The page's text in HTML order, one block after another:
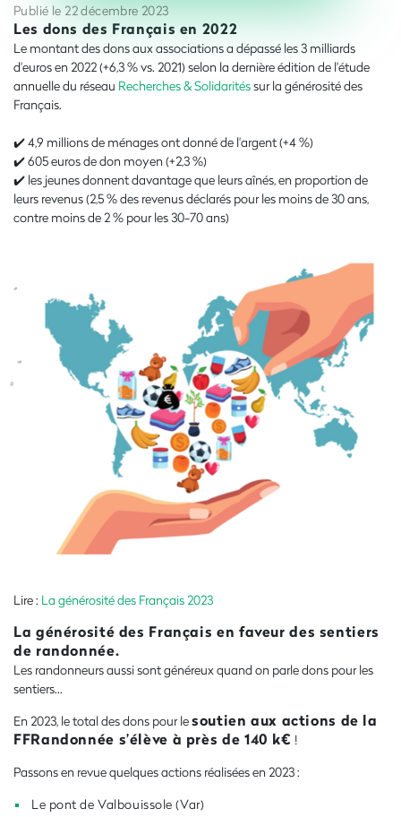
Publié le 22 décembre 2023
Les dons des Français en 2022
Le montant des dons aux associations a dépassé les 3 milliards
d'euros en 2022 (+6,3 % vs. 2021) selon la dernière édition de l'étude
annuelle du réseau Recherches & Solidaritéssur la générosité des
Français.
✔️ 4,9 millions de ménages ont donné de l'argent (+4 %)
✔️ 605 euros de don moyen (+2,3 %)
✔️ les jeunes donnent davantage que leurs aînés, en proportion de
leurs revenus (2,5 % des revenus déclarés pour les moins de 30 ans,
contre moins de 2 % pour les 30-70 ans)
Lire : La générosité des Français 2023
La générosité des Français en faveur des sentiers
de randonnée.
Les randonneurs aussi sont généreux quand on parle dons pour les
sentiers...
En 2023, le total des dons pour lesoutien aux actions de la
FFRandonnée s’élève à près de 140 k€ !
Passons en revue quelques actions réalisées en 2023 :
Le pont de Valbouissole (Var)